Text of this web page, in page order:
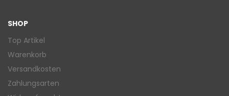
SHOP
Top Artikel
Warenkorb
Versandkosten
Zahlungsarten